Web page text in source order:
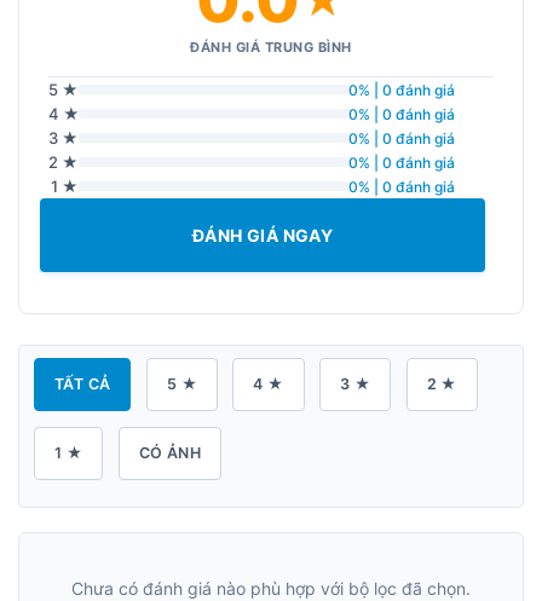
ĐÁNH GIÁ TRUNG BÌNH
5 ★ 0% | 0 đánh giá
4 ★ 0% | 0 đánh giá
3 ★ 0% | 0 đánh giá
2 ★ 0% | 0 đánh giá
1 ★ 0% | 0 đánh giá
ĐÁNH GIÁ NGAY
TẤT CẢ 5 ★ 4 ★ 3 ★ 2 ★
1 ★ CÓ ẢNH
Chưa có đánh giá nào phù hợp với bộ lọc đã chọn.